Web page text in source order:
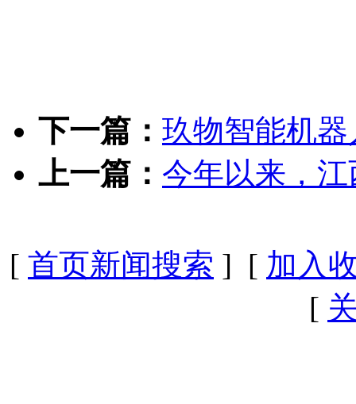
下一篇： 玖物智能机
上一篇： 今年以来，
[ 首页新闻搜索 ] [ 加入
[